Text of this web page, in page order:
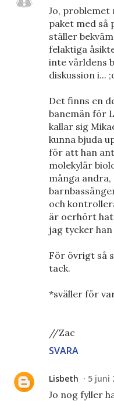
Jo,
paket med så
ställer
felaktiga
inte världens
diskussion i...
Det finns en
banemän för
kallar sig
kunna bjuda
för att han
molekylär
många
och
är oerhört
jag tycker
För övrigt så
tack.
*sväller för
//Zac
SVARA
Lisbeth 5 juni
Jo nog fyller